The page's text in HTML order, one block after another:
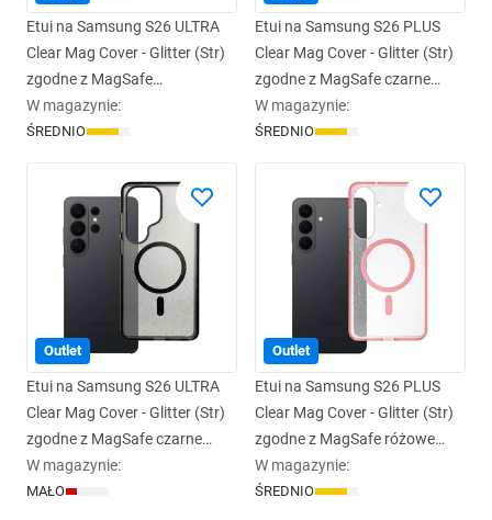
Etui na Samsung S26 ULTRA
Clear Mag Cover - Glitter (Str)
zgodne z MagSafe
transparentne glitter
W magazynie:
ŚREDNIO
Etui na Samsung S26 PLUS
Clear Mag Cover - Glitter (Str)
zgodne z MagSafe czarne
glitter
W magazynie:
ŚREDNIO
Outlet
Etui na Samsung S26 ULTRA
Clear Mag Cover - Glitter (Str)
zgodne z MagSafe czarne
glitter
W magazynie:
MAŁO
Outlet
Etui na Samsung S26 PLUS
Clear Mag Cover - Glitter (Str)
zgodne z MagSafe różowe
glitter
W magazynie:
ŚREDNIO